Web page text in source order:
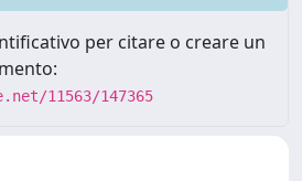
per citare o creare un
11563/147365